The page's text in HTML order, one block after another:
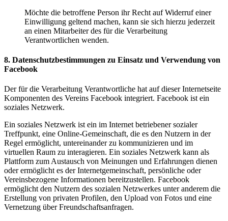
Möchte die betroffene Person ihr Recht auf Widerruf einer
Einwilligung geltend machen, kann sie sich hierzu jederzeit
an einen Mitarbeiter des für die Verarbeitung
Verantwortlichen wenden.
8. Datenschutzbestimmungen zu Einsatz und Verwendung von
Facebook
Der für die Verarbeitung Verantwortliche hat auf dieser Internetseite
Komponenten des Vereins Facebook integriert. Facebook ist ein
soziales Netzwerk.
Ein soziales Netzwerk ist ein im Internet betriebener sozialer
Treffpunkt, eine Online-Gemeinschaft, die es den Nutzern in der
Regel ermöglicht, untereinander zu kommunizieren und im
virtuellen Raum zu interagieren. Ein soziales Netzwerk kann als
Plattform zum Austausch von Meinungen und Erfahrungen dienen
oder ermöglicht es der Internetgemeinschaft, persönliche oder
Vereinsbezogene Informationen bereitzustellen. Facebook
ermöglicht den Nutzern des sozialen Netzwerkes unter anderem die
Erstellung von privaten Profilen, den Upload von Fotos und eine
Vernetzung über Freundschaftsanfragen.